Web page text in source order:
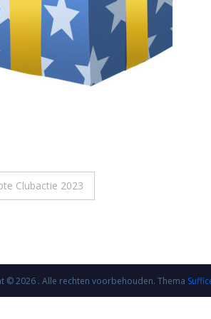
Clubactie 2023
© 2026 . Alle rechten voorbehouden. Thema